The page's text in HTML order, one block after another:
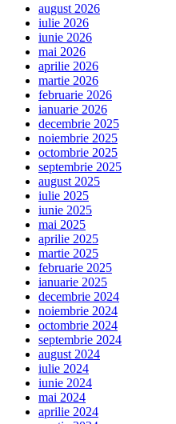
august 2026
iulie 2026
iunie 2026
mai 2026
aprilie 2026
martie 2026
februarie 2026
ianuarie 2026
decembrie 2025
noiembrie 2025
octombrie 2025
septembrie 2025
august 2025
iulie 2025
iunie 2025
mai 2025
aprilie 2025
martie 2025
februarie 2025
ianuarie 2025
decembrie 2024
noiembrie 2024
octombrie 2024
septembrie 2024
august 2024
iulie 2024
iunie 2024
mai 2024
aprilie 2024